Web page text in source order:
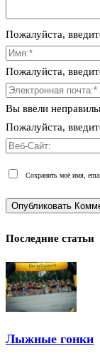
Пожалуйста,
Пожалуйста,
Вы ввели
Пожалуйста,
Сохранить моё имя,
Последние статьи
Лыжные гонки